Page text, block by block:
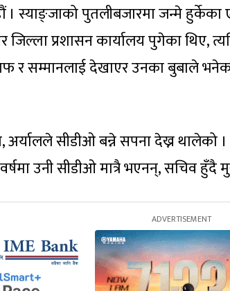
। स्याङ्जाको पुतलीबजारमा जन्मे
जिल्ला प्रशासन कार्यालय पुगेका थिए,
र सम्मानलाई देखाएर उनका बुबाले भनेका
अर्यालले सीडीओ बन्ने सपना देख्न थालेको
उनी सीडीओ मात्रै भएनन्, सचिव